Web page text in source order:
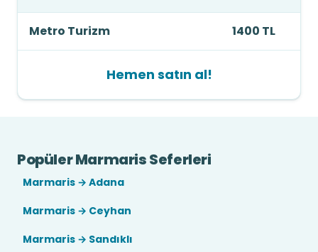
Metro Turizm 1400 TL
Hemen satın al!
Popüler Marmaris Seferleri
Marmaris → Adana
Marmaris → Ceyhan
Marmaris → Sandıklı